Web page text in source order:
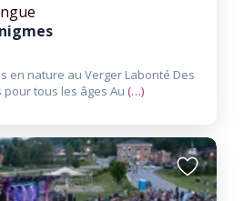
en nature au Verger Labonté Des
tous les âges Au (…)
Ajouter
aux